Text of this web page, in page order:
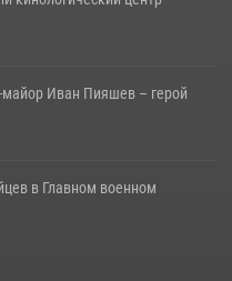
майор Иван Пияшев – герой
в Главном военном